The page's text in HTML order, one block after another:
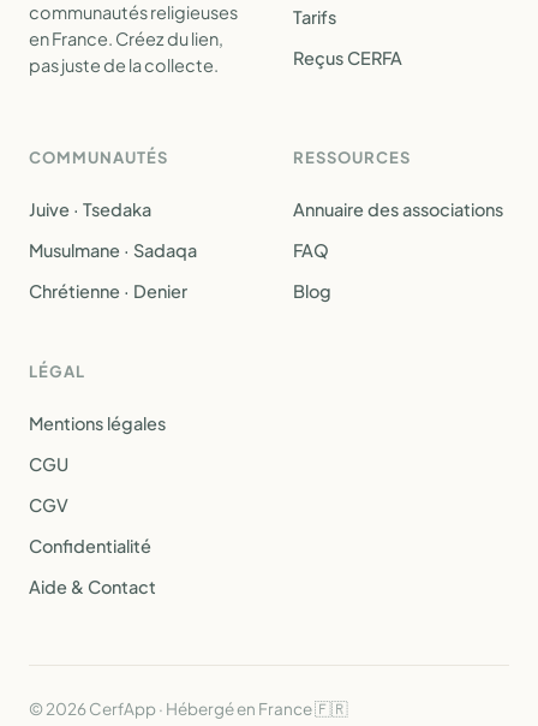
communautés religieuses
en France. Créez du lien,
pas juste de la collecte.
Tarifs
Reçus CERFA
COMMUNAUTÉS
Juive · Tsedaka
Musulmane · Sadaqa
Chrétienne · Denier
RESSOURCES
Annuaire des associations
FAQ
Blog
LÉGAL
Mentions légales
CGU
CGV
Confidentialité
Aide & Contact
© 2026 CerfApp · Hébergé en France 🇫🇷